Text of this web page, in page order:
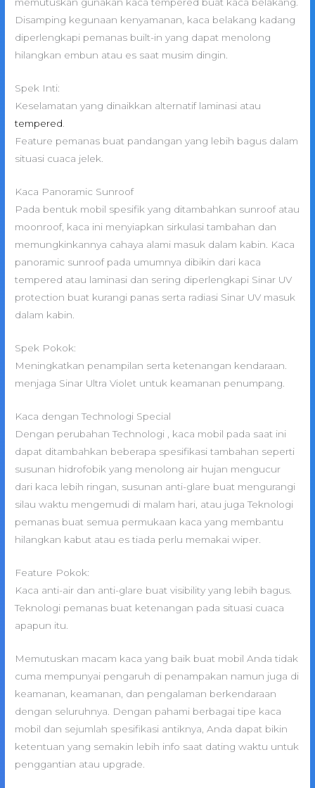
memutuskan gunakan kaca tempered buat kaca belakang.
Disamping kegunaan kenyamanan, kaca belakang kadang
diperlengkapi pemanas built-in yang dapat menolong
hilangkan embun atau es saat musim dingin.
Spek Inti:
Keselamatan yang dinaikkan alternatif laminasi atau
tempered
Feature pemanas buat pandangan yang lebih bagus dalam
situasi cuaca jelek.
Kaca Panoramic Sunroof
Pada bentuk mobil spesifik yang ditambahkan sunroof atau
moonroof, kaca ini menyiapkan sirkulasi tambahan dan
memungkinkannya cahaya alami masuk dalam kabin. Kaca
panoramic sunroof pada umumnya dibikin dari kaca
tempered atau laminasi dan sering diperlengkapi Sinar UV
protection buat kurangi panas serta radiasi Sinar UV masuk
dalam kabin.
Spek Pokok:
Meningkatkan penampilan serta ketenangan kendaraan.
menjaga Sinar Ultra Violet untuk keamanan penumpang.
Kaca dengan Technologi Special
Dengan perubahan Technologi , kaca mobil pada saat ini
dapat ditambahkan beberapa spesifikasi tambahan seperti
susunan hidrofobik yang menolong air hujan mengucur
dari kaca lebih ringan, susunan anti-glare buat mengurangi
silau waktu mengemudi di malam hari, atau juga Teknologi
pemanas buat semua permukaan kaca yang membantu
hilangkan kabut atau es tiada perlu memakai wiper.
Feature Pokok:
Kaca anti-air dan anti-glare buat visibility yang lebih bagus.
Teknologi pemanas buat ketenangan pada situasi cuaca
apapun itu.
Memutuskan macam kaca yang baik buat mobil Anda tidak
cuma mempunyai pengaruh di penampakan namun juga di
keamanan, keamanan, dan pengalaman berkendaraan
dengan seluruhnya. Dengan pahami berbagai tipe kaca
mobil dan sejumlah spesifikasi antiknya, Anda dapat bikin
ketentuan yang semakin lebih info saat dating waktu untuk
penggantian atau upgrade.